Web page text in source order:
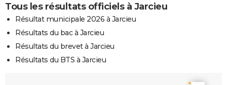
Tous les résultats officiels à Jarcieu
Résultat municipale 2026 à Jarcieu
Résultats du bac à Jarcieu
Résultats du brevet à Jarcieu
Résultats du BTS à Jarcieu